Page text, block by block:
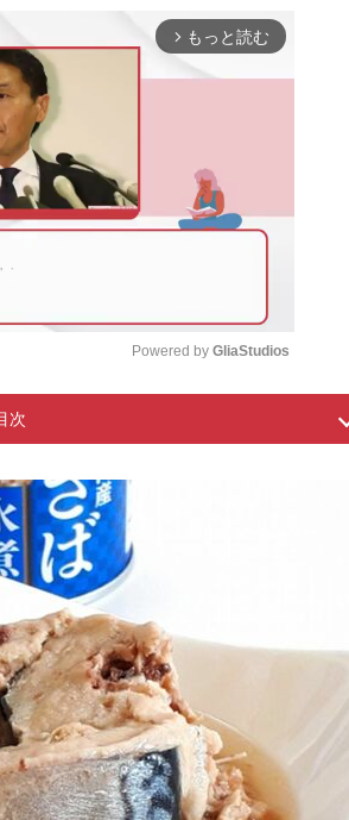
arrow_forward_ios もっと読む
Powered by GliaStudios
次
脂で活性化！
軽に享受
キ！魚缶は種類と食べ方がキモ
ロ！乳と脂が動脈硬化を加速